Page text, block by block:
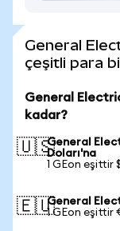
General
çeşitli para
General
kadar?
🇺🇸General
Doları'na
1 GEon eşittir
🇪🇺General
1 GEon